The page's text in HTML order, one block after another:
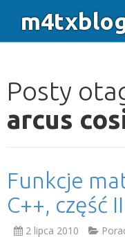
Posty
arcus
Funkcje
C++, część II
2 lipca 2010